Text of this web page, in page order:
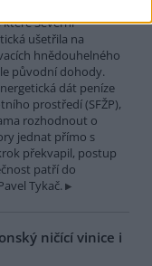
které Severní
ušetřila na
hnědouhelného
původní dohody.
dát peníze
prostředí (SFŽP),
rozhodnout o
jednat přímo s
překvapil, postup
patří do
Tykač.
ničící vinice i